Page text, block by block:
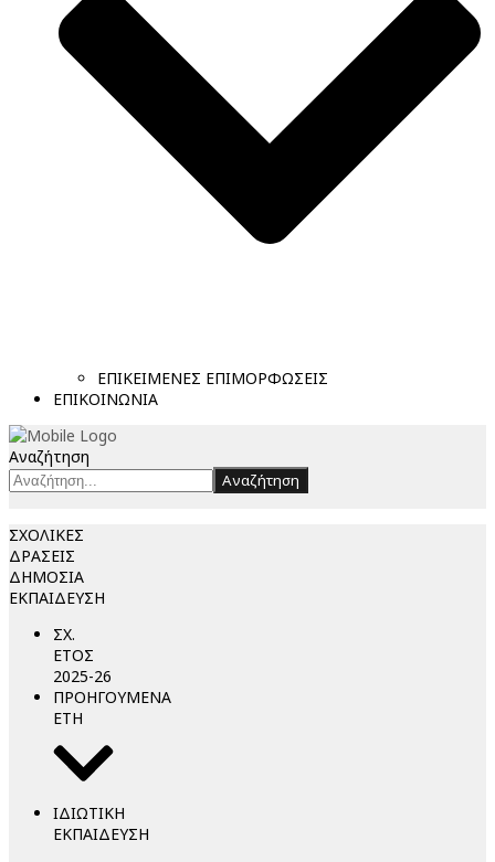
ΕΠΙΚΕΙΜΕΝΕΣ ΕΠΙΜΟΡΦΩΣΕΙΣ
ΕΠΙΚΟΙΝΩΝΙΑ
Αναζήτηση
Αναζήτηση
ΣΧΟΛΙΚΕΣ
ΔΡΑΣΕΙΣ
ΔΗΜΟΣΙΑ
ΕΚΠΑΙΔΕΥΣΗ
ΣΧ.
ΕΤΟΣ
2025-26
ΠΡΟΗΓΟΥΜΕΝΑ
ΕΤΗ
ΙΔΙΩΤΙΚΗ
ΕΚΠΑΙΔΕΥΣΗ